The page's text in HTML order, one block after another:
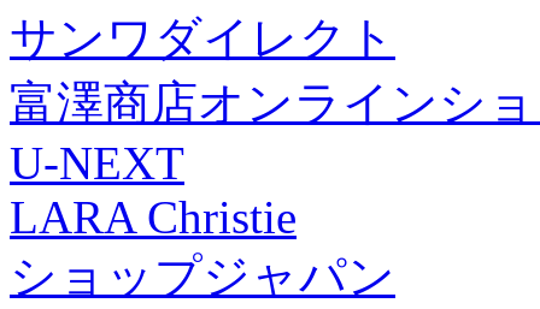
サンワダイレクト
富澤商店オンラインシ
U-NEXT
LARA Christie
ショップジャパン